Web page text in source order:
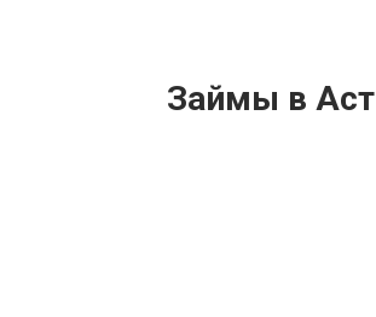
Займы в